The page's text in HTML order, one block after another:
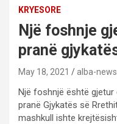
KRYESORE
Një foshnje
pranë
May 18, 2021 alba-news
Një foshnjë është gjetur
pranë Gjykatës së
mashkull ishte